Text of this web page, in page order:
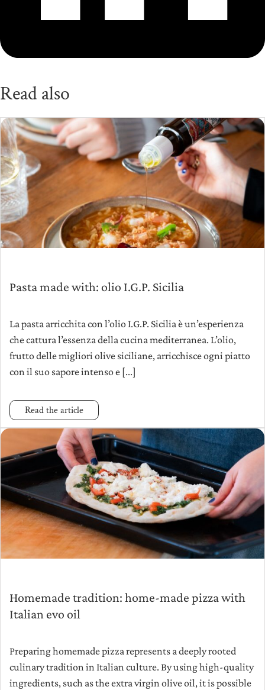
Read also
Pasta made with: olio I.G.P. Sicilia
La pasta arricchita con l’olio I.G.P. Sicilia è un’esperienza
che cattura l’essenza della cucina mediterranea. L’olio,
frutto delle migliori olive siciliane, arricchisce ogni piatto
con il suo sapore intenso e [...]
Read the article
Homemade tradition: home-made pizza with
Italian evo oil
Preparing homemade pizza represents a deeply rooted
culinary tradition in Italian culture. By using high-quality
ingredients, such as the extra virgin olive oil, it is possible